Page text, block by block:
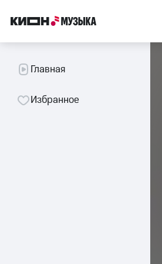
Главная
Избранное